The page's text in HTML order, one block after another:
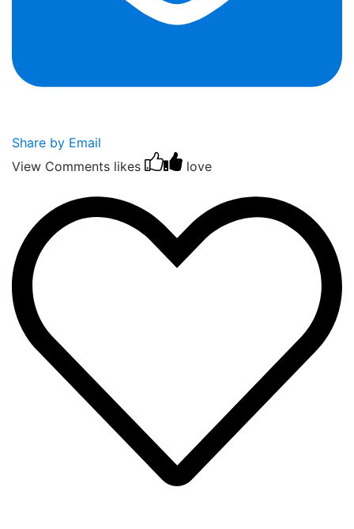
Share by Email
View Comments likes love